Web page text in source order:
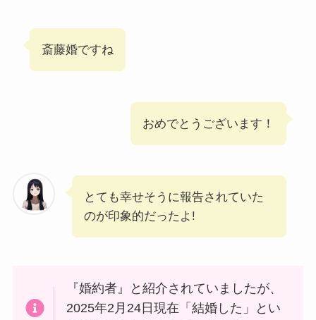
斎藤婚ですね
おめでとうございます！
とても幸せそうに報告されていた
のが印象的だったよ!
『婚約者』と紹介されていましたが、
2025年2月24日現在「結婚した」とい